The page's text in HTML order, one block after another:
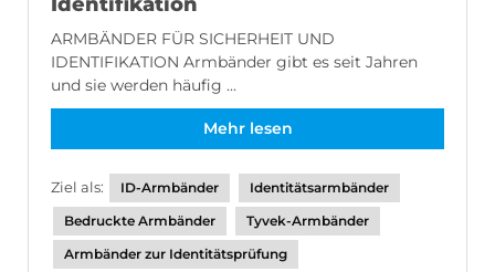
ARMBÄNDER FÜR SICHERHEIT UND
IDENTIFIKATION Armbänder gibt es seit Jahren
und sie werden häufig ...
Mehr lesen
Ziel als: ID-Armbänder
Identitätsarmbänder
Bedruckte Armbänder
Tyvek-Armbänder
Armbänder zur Identitätsprüfung